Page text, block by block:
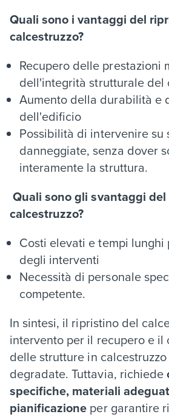
Quali sono i vantaggi del
calcestruzzo?
Recupero delle prestazioni
dell'integrità strutturale del
Aumento della durabilità e
dell'edificio
Possibilità di intervenire su
danneggiate, senza dover
interamente la struttura.
Quali sono gli svantaggi
calcestruzzo?
Costi elevati e tempi lunghi
degli interventi
Necessità di personale
competente.
In sintesi, il ripristino del
intervento per il recupero e il
delle strutture in
degradate. Tuttavia, richiede
specifiche, materiali
pianificazione per garantire